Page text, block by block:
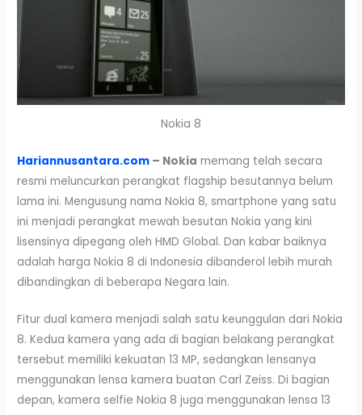
Nokia 8
Hariannusantara.com – Nokia memang telah secara
resmi meluncurkan perangkat flagship besutannya belum
lama ini. Mengusung nama Nokia 8, smartphone yang satu
ini menjadi perangkat mewah besutan Nokia yang kini
lisensinya dipegang oleh HMD Global. Dan kabar baiknya
adalah harga Nokia 8 di Indonesia dibanderol lebih murah
dibandingkan di beberapa Negara lain.
Fitur dual kamera menjadi salah satu keunggulan dari Nokia
8. Kedua kamera yang ada di bagian belakang perangkat
tersebut memiliki kekuatan 13 MP, sedangkan lensanya
menggunakan lensa kamera buatan Carl Zeiss. Di bagian
depan, kamera selfie Nokia 8 juga menggunakan lensa 13